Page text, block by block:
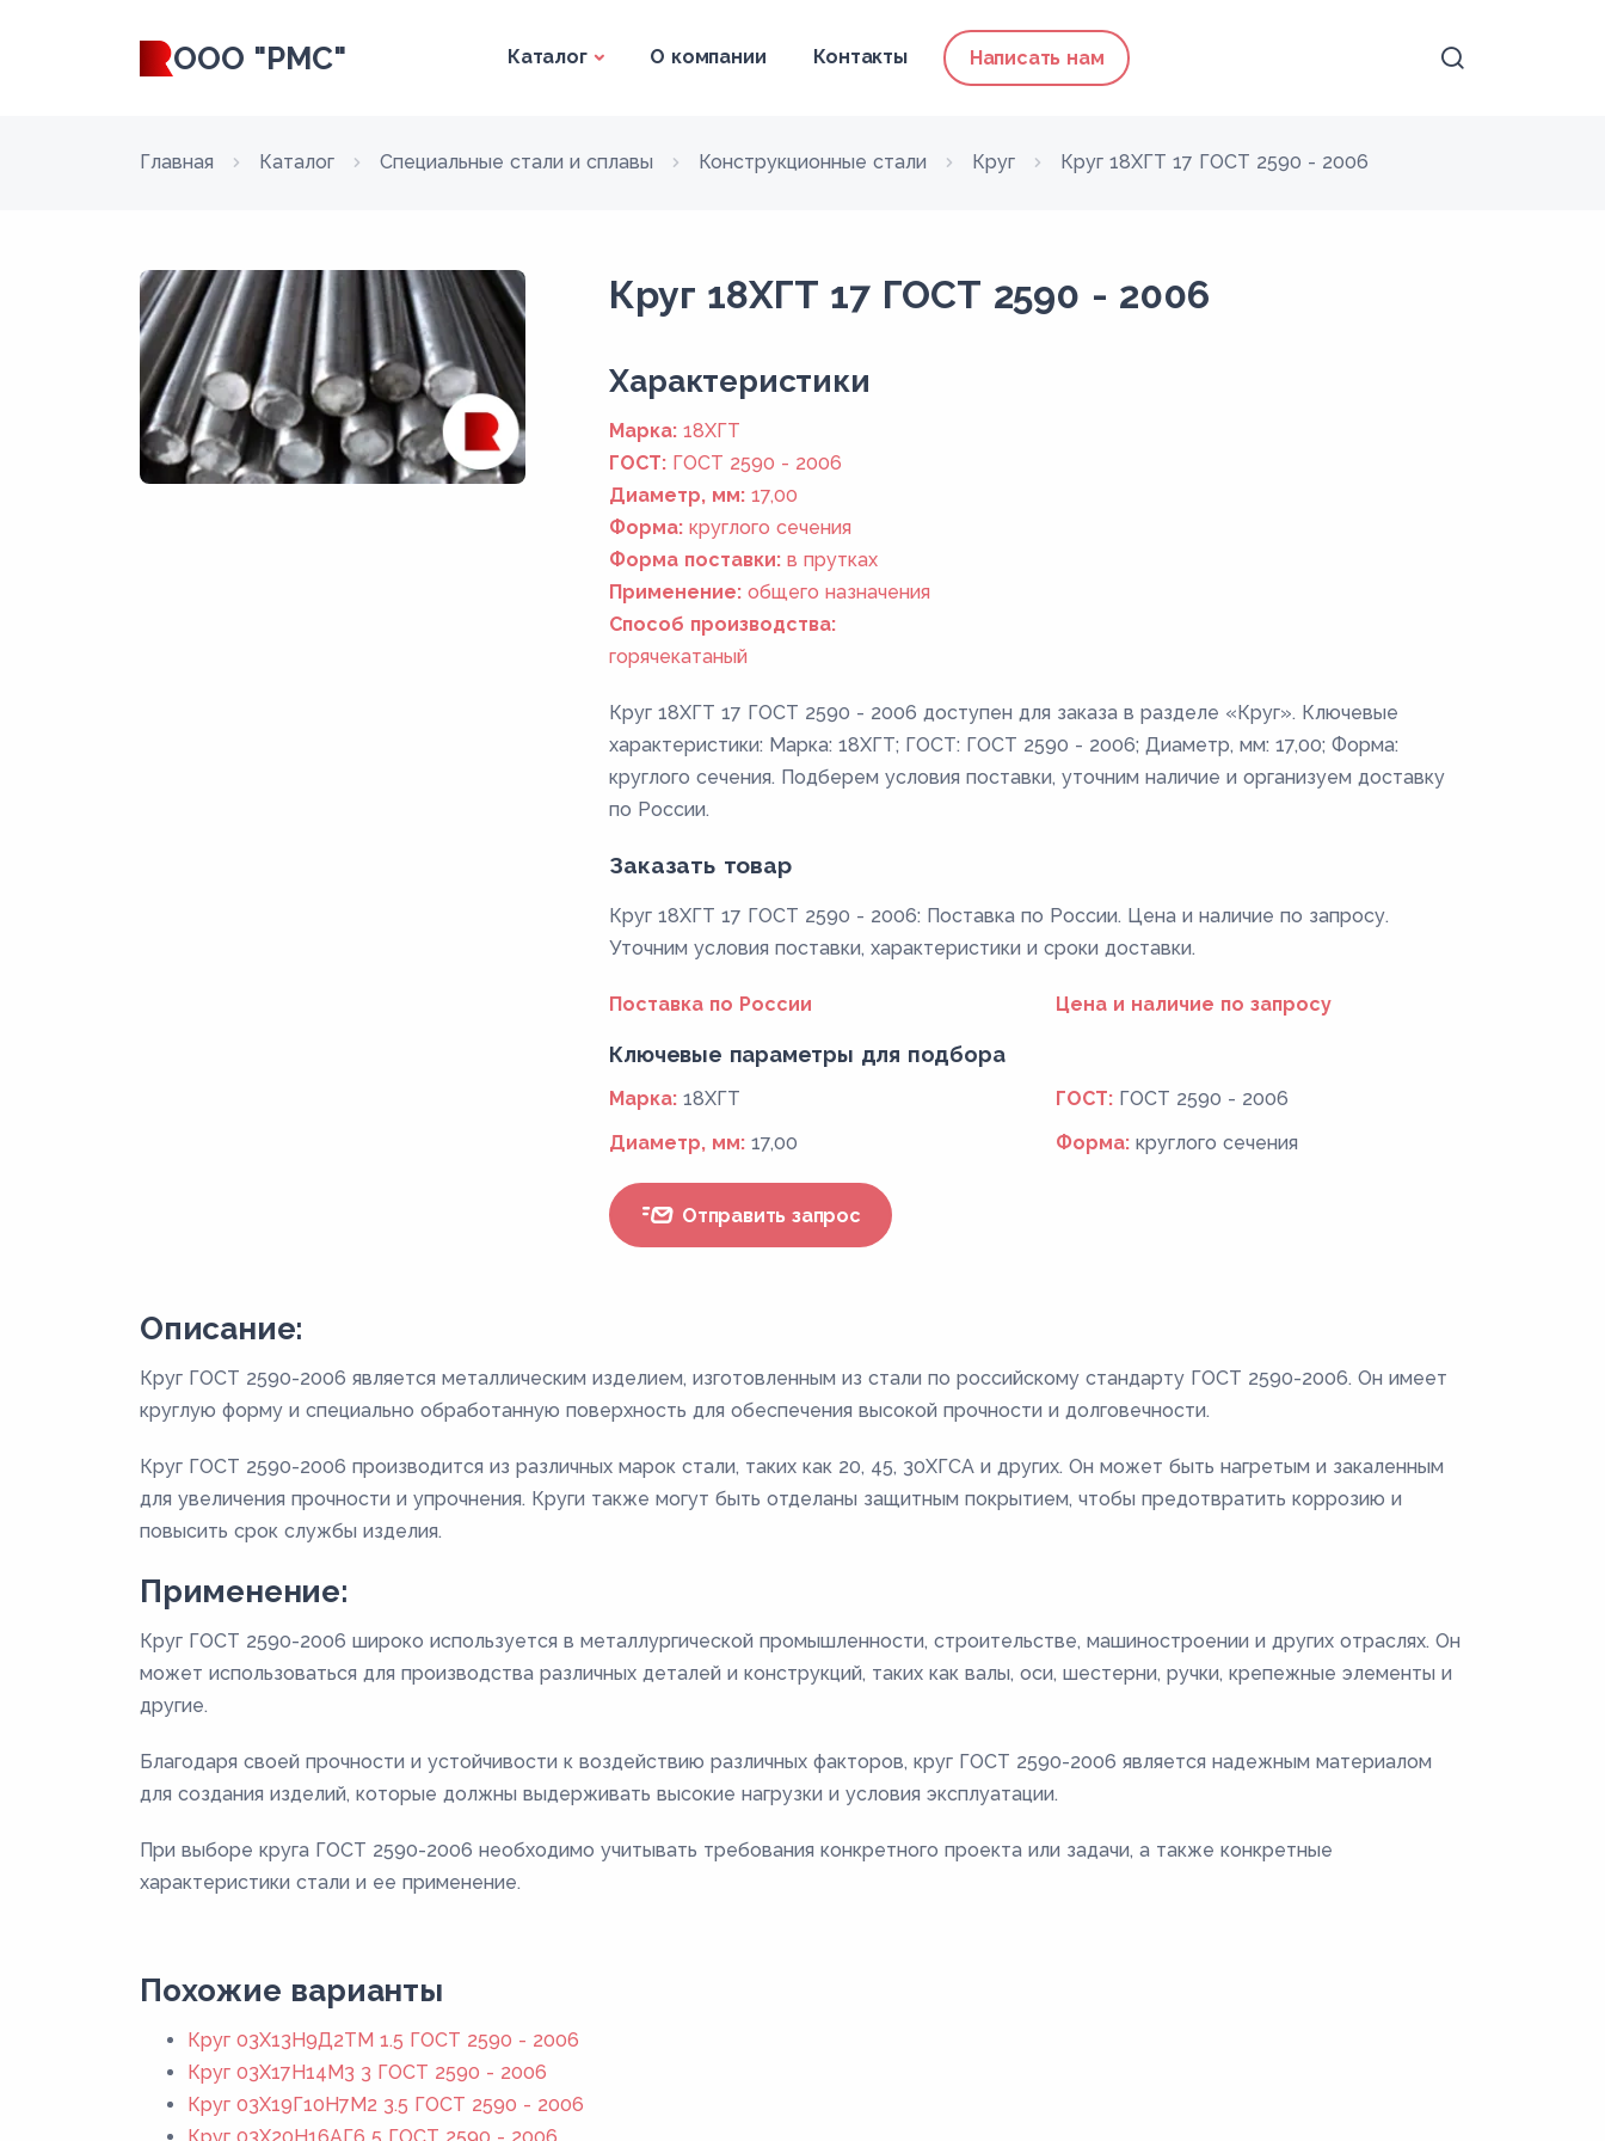
ООО "РМС" Каталог О компании Контакты Написать нам
Главная Каталог Специальные стали и сплавы Конструкционные стали Круг Круг 18ХГТ 17 ГОСТ 2590 - 2006
Круг 18ХГТ 17 ГОСТ 2590 - 2006
Xарактеристики
Марка: 18ХГТ
ГОСТ: ГОСТ 2590 - 2006
Диаметр, мм: 17,00
Форма: круглого сечения
Форма поставки: в прутках
Применение: общего назначения
Способ производства:
горячекатаный
Круг 18ХГТ 17 ГОСТ 2590 - 2006 доступен для заказа в разделе «Круг». Ключевые
характеристики: Марка: 18ХГТ; ГОСТ: ГОСТ 2590 - 2006; Диаметр, мм: 17,00; Форма:
круглого сечения. Подберем условия поставки, уточним наличие и организуем доставку
по России.
Заказать товар
Круг 18ХГТ 17 ГОСТ 2590 - 2006: Поставка по России. Цена и наличие по запросу.
Уточним условия поставки, характеристики и сроки доставки.
Поставка по России Цена и наличие по запросу
Ключевые параметры для подбора
Марка: 18ХГТ ГОСТ: ГОСТ 2590 - 2006
Диаметр, мм: 17,00 Форма: круглого сечения
Отправить запрос
Описание:
Круг ГОСТ 2590-2006 является металлическим изделием, изготовленным из стали по российскому стандарту ГОСТ 2590-2006. Он имеет
круглую форму и специально обработанную поверхность для обеспечения высокой прочности и долговечности.
Круг ГОСТ 2590-2006 производится из различных марок стали, таких как 20, 45, 30ХГСА и других. Он может быть нагретым и закаленным
для увеличения прочности и упрочнения. Круги также могут быть отделаны защитным покрытием, чтобы предотвратить коррозию и
повысить срок службы изделия.
Применение:
Круг ГОСТ 2590-2006 широко используется в металлургической промышленности, строительстве, машиностроении и других отраслях. Он
может использоваться для производства различных деталей и конструкций, таких как валы, оси, шестерни, ручки, крепежные элементы и
другие.
Благодаря своей прочности и устойчивости к воздействию различных факторов, круг ГОСТ 2590-2006 является надежным материалом
для создания изделий, которые должны выдерживать высокие нагрузки и условия эксплуатации.
При выборе круга ГОСТ 2590-2006 необходимо учитывать требования конкретного проекта или задачи, а также конкретные
характеристики стали и ее применение.
Похожие варианты
Круг 03Х13Н9Д2ТМ 1.5 ГОСТ 2590 - 2006
Круг 03Х17Н14М3 3 ГОСТ 2590 - 2006
Круг 03Х19Г10Н7М2 3.5 ГОСТ 2590 - 2006